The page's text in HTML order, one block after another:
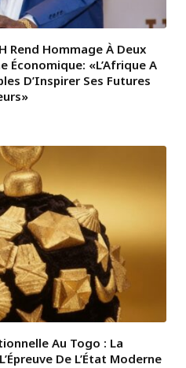
Rend Hommage À Deux
Économique: «L’Afrique A
D’Inspirer Ses Futures
Au Togo : La
De L’État Moderne